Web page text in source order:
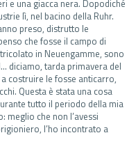
e una giacca nera. Dopodiché
lì, nel bacino della Ruhr.
preso, distrutto le
che fosse il campo di
in Neuengamme, sono
diciamo, tarda primavera del
costruire le fosse anticarro,
Questa è stata una cosa
tutto il periodo della mia
che non l’avessi
l’ho incontrato a